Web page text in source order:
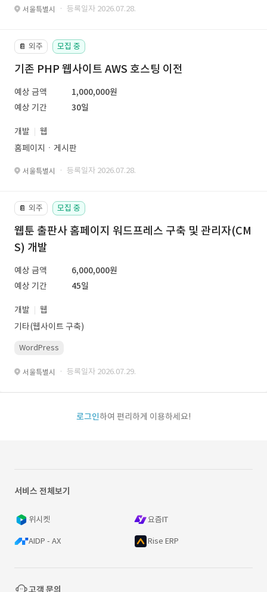
서울특별시 · 등록일자 2026.07.28.
📔 외주 모집 중
기존 PHP 웹사이트 AWS 호스팅 이전
예상 금액
1,000,000원
예상 기간
30일
개발
웹
홈페이지ㆍ게시판
서울특별시 · 등록일자 2026.07.28.
📔 외주 모집 중
웹툰 출판사 홈페이지 워드프레스 구축 및 관리자(CM
S) 개발
예상 금액
6,000,000원
예상 기간
45일
개발
웹
기타(웹사이트 구축)
WordPress
서울특별시 · 등록일자 2026.07.29.
로그인하여 편리하게 이용하세요!
서비스 전체보기
위시켓 요즘IT
AIDP - AX Rise ERP
고객 문의